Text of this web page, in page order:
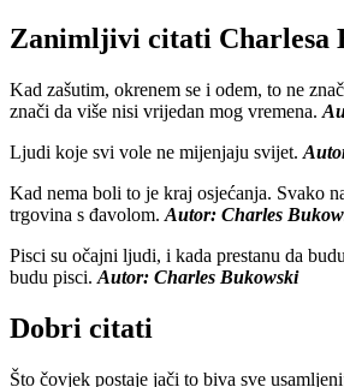
Zanimljivi citati Charlesa
Kad zašutim, okrenem se i odem, to ne
znači da više nisi vrijedan mog vremena.
Ljudi koje svi vole ne mijenjaju svijet.
Kad nema boli to je kraj osjećanja. Svako
trgovina s đavolom. Autor: Charles
Pisci su očajni ljudi, i kada prestanu da
budu pisci. Autor: Charles Bukowski
Dobri citati
Što čovjek postaje jači to biva sve